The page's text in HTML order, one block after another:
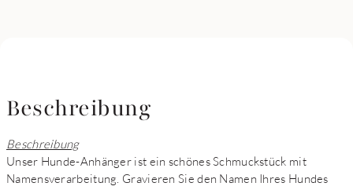
Beschreibung
Beschreibung
Unser Hunde-Anhänger ist ein schönes Schmuckstück mit
Namensverarbeitung. Gravieren Sie den Namen Ihres Hundes